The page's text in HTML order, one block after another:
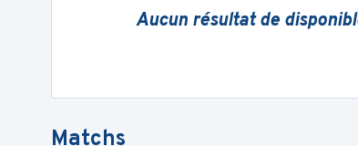
Aucun résultat de
Matchs